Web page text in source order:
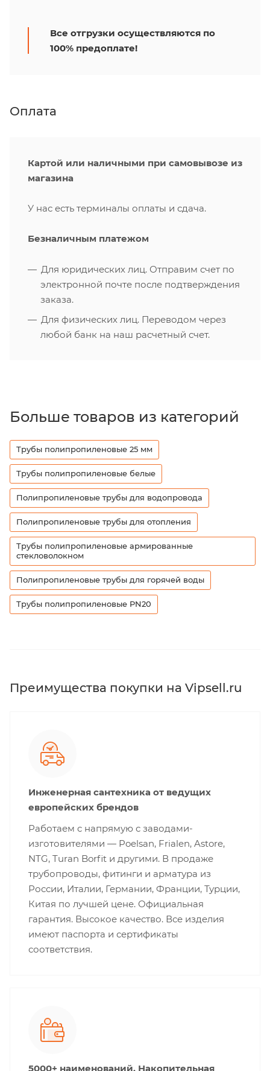
Все отгрузки осуществляются по
100% предоплате!
Оплата
Картой или наличными при самовывозе из
магазина
У нас есть терминалы оплаты и сдача.
Безналичным платежом
Для юридических лиц. Отправим счет по
электронной почте после подтверждения
заказа.
Для физических лиц. Переводом через
любой банк на наш расчетный счет.
Больше товаров из категорий
Трубы полипропиленовые 25 мм
Трубы полипропиленовые белые
Полипропиленовые трубы для водопровода
Полипропиленовые трубы для отопления
Трубы полипропиленовые армированные
стекловолокном
Полипропиленовые трубы для горячей воды
Трубы полипропиленовые PN20
Преимущества покупки на Vipsell.ru
Инженерная сантехника от ведущих
европейских брендов
Работаем с напрямую с заводами-
изготовителями — Poelsan, Frialen, Astore,
NTG, Turan Borfit и другими. В продаже
трубопроводы, фитинги и арматура из
России, Италии, Германии, Франции, Турции,
Китая по лучшей цене. Официальная
гарантия. Высокое качество. Все изделия
имеют паспорта и сертификаты
соответствия.
5000+ наименований. Накопительная